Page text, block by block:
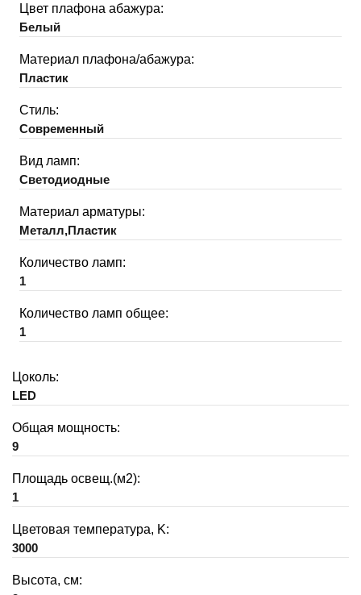
Цвет плафона абажура:
Белый
Материал плафона/абажура:
Пластик
Стиль:
Современный
Вид ламп:
Светодиодные
Материал арматуры:
Металл,Пластик
Количество ламп:
1
Количество ламп общее:
1
Цоколь:
LED
Общая мощность:
9
Площадь освещ.(м2):
1
Цветовая температура, K:
3000
Высота, см: